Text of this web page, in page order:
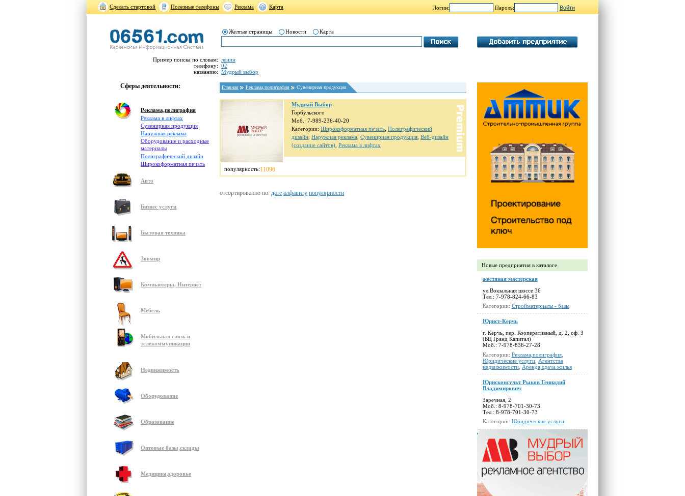
Сделать стартовой Полезные телефоны Реклама Карта Логин: Пароль:
Желтые страницы Новости Карта
Пример поиска по словам:
телефону:
названию:
ленин
02
Мудрый выбор
Сферы деятельности:
Реклама,полиграфия
Реклама в лифтах
Cувенирная продукция
Наружная реклама
Оборудование и расходные
материалы
Полиграфический дизайн
Широкоформатная печать
Авто
Бизнес услуги
Бытовая техника
Зоомир
Компьютеры, Интернет
Мебель
Мобильная связь и
телекоммуникации
Недвижимость
Оборудование
Образование
Оптовые базы,склады
Медицина,здоровье
Главная Реклама,полиграфия Cувенирная продукция
популярность:11096
Мудрый Выбор
Горбульского
Моб.: 7-989-236-40-20
Категории: Широкоформатная печать Полиграфический
дизайн Наружная реклама Cувенирная продукция Веб-дизайн
(создание сайтов) Реклама в лифтах
отсортированно по: дате алфавиту популярности
Новые предприятия в каталоге
жестяная мастерская
ул.Вокзальная шоссе 36
Тел.: 7-978-824-66-83
Категории: Стройматериалы - базы
Юрист-Керчь
г. Керчь, пер. Кооперативный, д. 2, оф. 3
(БЦ Гранд Капитал)
Моб.: 7-978-836-27-28
Категории: Реклама,полиграфия,
Юридические услуги, Агентства
недвижимости, Аренда,сдача жилья
Юрисконсульт Рыков Геннадий
Владимирович
Заречная, 2
Моб.: 8-978-701-30-73
Тел.: 8-978-701-30-73
Категории: Юридические услуги